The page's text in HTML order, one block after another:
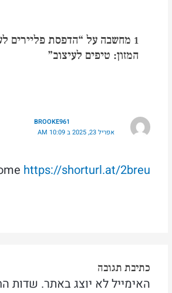
1 מחשבה על “הדפסת פליירים
המזון: טיפים לעיצוב”
BROOKE961
אפריל 23, 2025 ב 10:09 AM
https://shorturl.at/2breu
כתיבת תגובה
האימייל לא יוצג באתר. שדות